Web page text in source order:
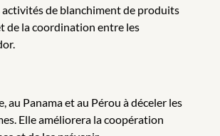
activités de blanchiment de produits
de la coordination entre les
au Panama et au Pérou à déceler les
Elle améliorera la coopération